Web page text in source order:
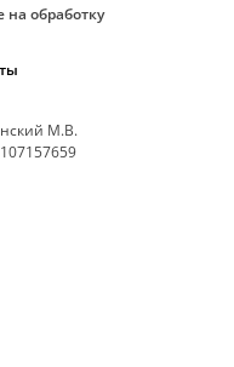
на обработку
М.В.